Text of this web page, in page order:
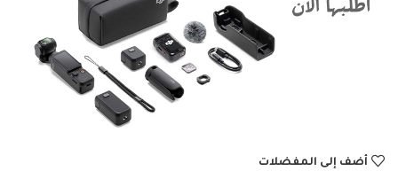
أضف إلى المفضلات